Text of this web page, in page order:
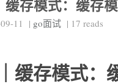
存模式能不能解决缓存一
缓存模式：缓存
11 | go面试 | 17 reads
缓存模式：